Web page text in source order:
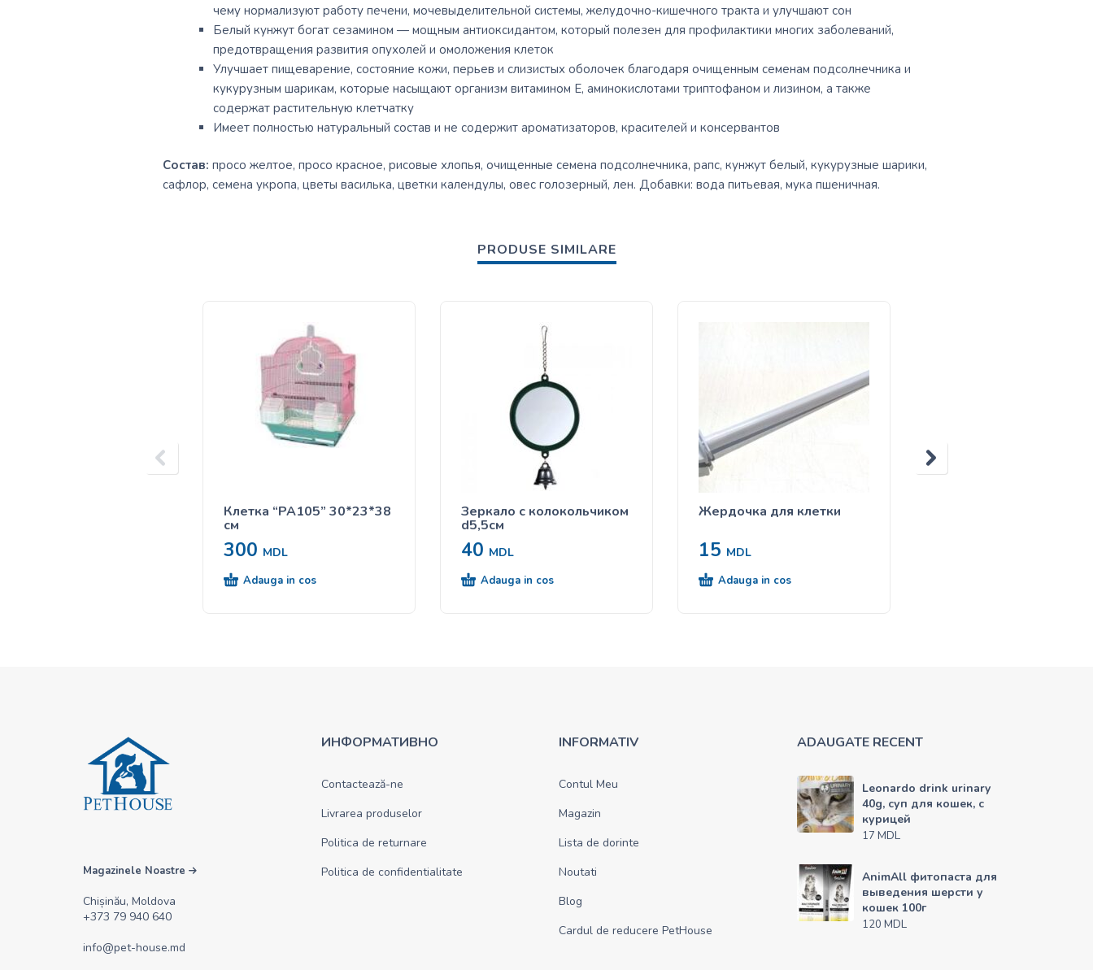
чему нормализуют работу печени, мочевыделительной системы, желудочно-кишечного тракта и улучшают сон
Белый кунжут богат сезамином — мощным антиоксидантом, который полезен для профилактики многих заболеваний,
предотвращения развития опухолей и омоложения клеток
Улучшает пищеварение, состояние кожи, перьев и слизистых оболочек благодаря очищенным семенам подсолнечника и
кукурузным шарикам, которые насыщают организм витамином Е, аминокислотами триптофаном и лизином, а также
содержат растительную клетчатку
Имеет полностью натуральный состав и не содержит ароматизаторов, красителей и консервантов
Состав: просо желтое, просо красное, рисовые хлопья, очищенные семена подсолнечника, рапс, кунжут белый, кукурузные шарики,
сафлор, семена укропа, цветы василька, цветки календулы, овес голозерный, лен. Добавки: вода питьевая, мука пшеничная.
PRODUSE SIMILARE
Клетка “PA105” 30*23*38
см
300 MDL
Adauga in cos
Зеркало с колокольчиком
d5,5см
40 MDL
Adauga in cos
Жердочка для клетки
15 MDL
Adauga in cos
Magazinele Noastre
Chișinău, Moldova
+373 79 940 640
info@pet-house.md
ИНФОРМАТИВНО
Contactează-ne
Livrarea produselor
Politica de returnare
Politica de confidentialitate
INFORMATIV
Contul Meu
Magazin
Lista de dorinte
Noutati
Blog
Cardul de reducere PetHouse
ADAUGATE RECENT
Leonardo drink urinary
40g, суп для кошек, с
курицей
17 MDL
AnimAll фитопаста для
выведения шерсти у
кошек 100г
120 MDL